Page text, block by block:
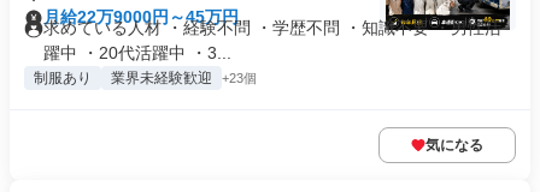
月給22万9000円～45万円
求めている人材 ・経験不問 ・学歴不問 ・知識不要 ・男性活
躍中 ・20代活躍中 ・3...
制服あり 業界未経験歓迎 +23個
気になる